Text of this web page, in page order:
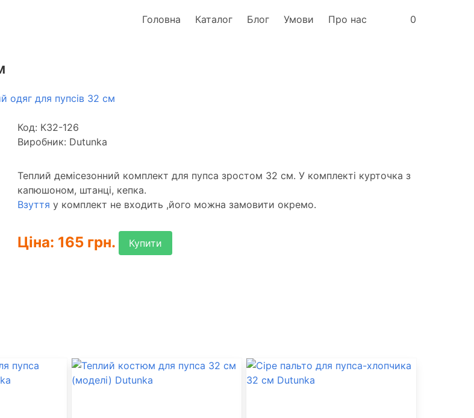
Головна Каталог Блог Умови Про нас 0
одяг для пупсів 32 см
Код: К32-126
Виробник: Dutunka
Теплий демісезонний комплект для пупса зростом 32 см. У комплекті курточка з
капюшоном, штанці, кепка.
Взуття у комплект не входить ,його можна замовити окремо.
Ціна: 165 грн. Купити